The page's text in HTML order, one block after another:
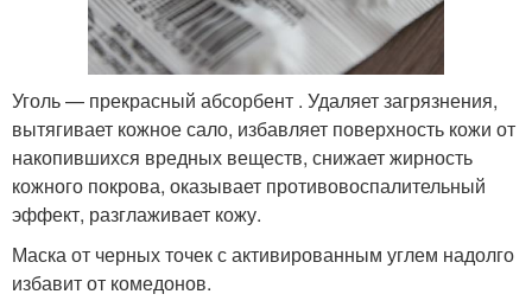
Уголь — прекрасный абсорбент . Удаляет загрязнения,
вытягивает кожное сало, избавляет поверхность кожи от
накопившихся вредных веществ, снижает жирность
кожного покрова, оказывает противовоспалительный
эффект, разглаживает кожу.
Маска от черных точек с активированным углем надолго
избавит от комедонов.